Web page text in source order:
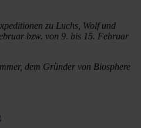
zu Luchs, Wolf und
bzw. von 9. bis 15. Februar
dem Gründer von Biosphere